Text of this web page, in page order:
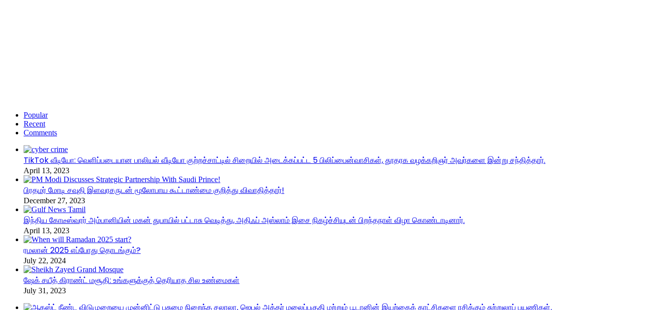
Popular
Recent
Comments
TikTok வீடியோ: வெளிப்படையான பாலியல் வீடியோ குற்றச்சாட்டில் சிறையில் அடைக்கப்பட்ட 5 பிலிப்பைன்வாசிகள், தூதரக வழக்கறிஞர் அவர்களை இன்று சந்தித்தார்.
April 13, 2023
பிரதமர் மோடி சவுதி இளவரசருடன் மூலோபாய கூட்டாண்மை குறித்து விவாதித்தார்!
December 27, 2023
இந்திய கோடீஸ்வரர் அம்பானியின் மகன் துபாயில் பட்டாசு வெடித்து, அதிஃப் அஸ்லாம் இசை நிகழ்ச்சியுடன் பிறந்தநாள் விழா கொண்டாடினார்.
April 13, 2023
ரமலான் 2025 எப்போது தொடங்கும்?
July 22, 2024
ஷேக் சயீத் கிராண்ட் மசூதி: உங்களுக்குத் தெரியாத சில உண்மைகள்
July 31, 2023